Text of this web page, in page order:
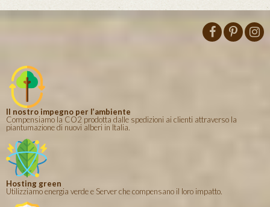
Il nostro impegno per l’ambiente
Compensiamo la CO2 prodotta dalle spedizioni ai clienti attraverso la
piantumazione di nuovi alberi in Italia.
Hosting green
Utilizziamo energia verde e Server che compensano il loro impatto.